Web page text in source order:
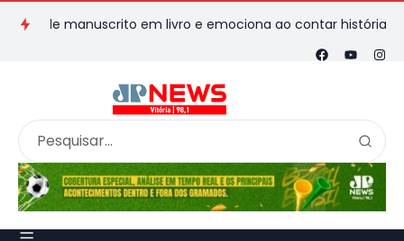
manuscrito em livro e emociona ao contar história Vila